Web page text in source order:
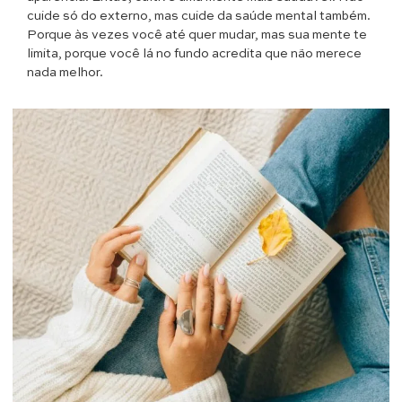
cuide só do externo, mas cuide da saúde mental também.
Porque às vezes você até quer mudar, mas sua mente te
limita, porque você lá no fundo acredita que não merece
nada melhor.